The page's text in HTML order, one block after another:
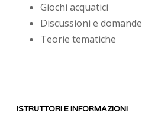
Giochi acquatici
Discussioni e domande
Teorie tematiche
ISTRUTTORI E INFORMAZIONI